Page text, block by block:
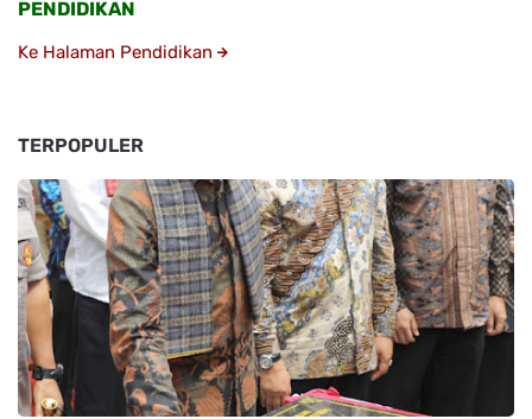
PENDIDIKAN
Ke Halaman Pendidikan
TERPOPULER